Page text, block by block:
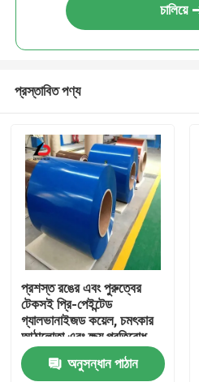
চালিয়ে
প্রস্তাবিত পণ্য
প্রশস্ত রঙের এবং পুরুত্বের
টেকসই প্রি-পেইন্টেড
গ্যালভানাইজড কয়েল, চমৎকার
আঠালোতা এবং ক্ষয় প্রতিরোধ
ক্ষমতা সহ
অনুসন্ধান পাঠান